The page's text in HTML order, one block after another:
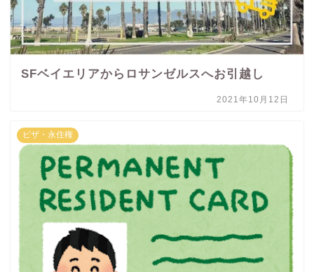
SFベイエリアからロサンゼルスへお引越し
2021年10月12日
ビザ・永住権